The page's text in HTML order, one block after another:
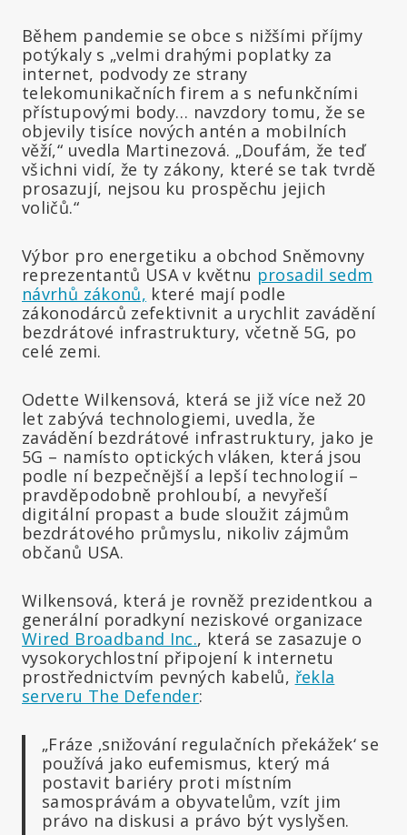
Během pandemie se obce s nižšími příjmy
potýkaly s „velmi drahými poplatky za
internet, podvody ze strany
telekomunikačních firem a s nefunkčními
přístupovými body… navzdory tomu, že se
objevily tisíce nových antén a mobilních
věží,“ uvedla Martinezová. „Doufám, že teď
všichni vidí, že ty zákony, které se tak tvrdě
prosazují, nejsou ku prospěchu jejich
voličů.“
Výbor pro energetiku a obchod Sněmovny
reprezentantů USA v květnu prosadil sedm
návrhů zákonů, které mají podle
zákonodárců zefektivnit a urychlit zavádění
bezdrátové infrastruktury, včetně 5G, po
celé zemi.
Odette Wilkensová, která se již více než 20
let zabývá technologiemi, uvedla, že
zavádění bezdrátové infrastruktury, jako je
5G – namísto optických vláken, která jsou
podle ní bezpečnější a lepší technologií –
pravděpodobně prohloubí, a nevyřeší
digitální propast a bude sloužit zájmům
bezdrátového průmyslu, nikoliv zájmům
občanů USA.
Wilkensová, která je rovněž prezidentkou a
generální poradkyní neziskové organizace
Wired Broadband Inc., která se zasazuje o
vysokorychlostní připojení k internetu
prostřednictvím pevných kabelů, řekla
serveru The Defender:
„Fráze ‚snižování regulačních překážek‘ se
používá jako eufemismus, který má
postavit bariéry proti místním
samosprávám a obyvatelům, vzít jim
právo na diskusi a právo být vyslyšen.